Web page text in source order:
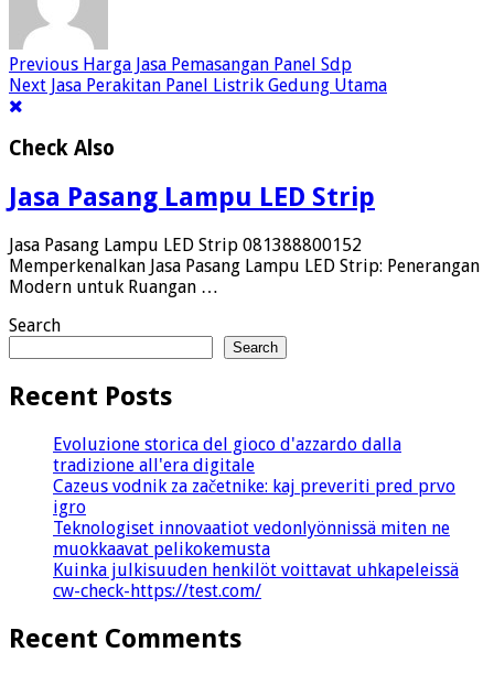
Previous Harga Jasa Pemasangan Panel Sdp
Next Jasa Perakitan Panel Listrik Gedung Utama
Check Also
Jasa Pasang Lampu LED Strip
Jasa Pasang Lampu LED Strip 081388800152
Memperkenalkan Jasa Pasang Lampu LED Strip: Penerangan
Modern untuk Ruangan …
Search
Search
Recent Posts
Evoluzione storica del gioco d'azzardo dalla
tradizione all'era digitale
Cazeus vodnik za začetnike: kaj preveriti pred prvo
igro
Teknologiset innovaatiot vedonlyönnissä miten ne
muokkaavat pelikokemusta
Kuinka julkisuuden henkilöt voittavat uhkapeleissä
cw-check-https://test.com/
Recent Comments